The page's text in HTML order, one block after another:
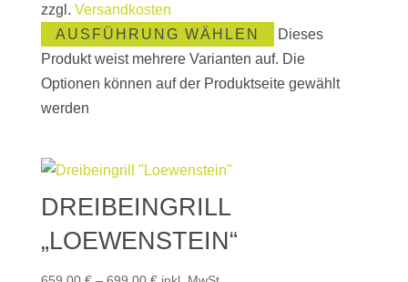
zzgl. Versandkosten
AUSFÜHRUNG WÄHLEN
Dieses
Produkt weist mehrere Varianten auf. Die
Optionen können auf der Produktseite gewählt
werden
DREIBEINGRILL
„LOEWENSTEIN“